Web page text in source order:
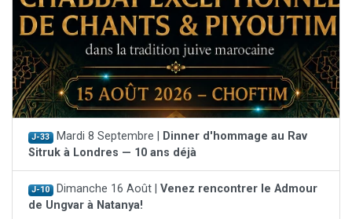
J-33 Mardi 8 Septembre |
Dinner d'hommage au Rav
Sitruk à Londres — 10 ans déjà
J-10 Dimanche 16 Août | Venez rencontrer le Admour
de Ungvar à Natanya!